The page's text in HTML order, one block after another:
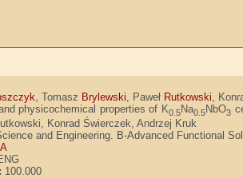
, Tomasz Brylewski, Paweł Rutkowski,
physicochemical properties of K0.5Na0.5NbO3
Konrad Świerczek, Andrzej Kruk
and Engineering. B-Advanced Functional
100.000